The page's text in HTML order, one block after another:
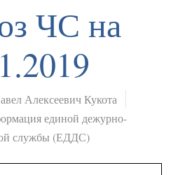
ЧС на
Алексеевич Кукота
единой дежурно-
службы (ЕДДС)